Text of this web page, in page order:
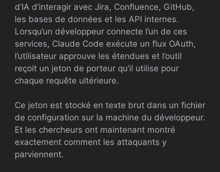
d’IA d’interagir avec Jira, Confluence, GitHub,
les bases de données et les API internes.
Lorsqu’un développeur connecte l’un de ces
services, Claude Code exécute un flux OAuth,
l’utilisateur approuve les étendues et l’outil
reçoit un jeton de porteur qu’il utilise pour
chaque requête ultérieure.
Ce jeton est stocké en texte brut dans un fichier
de configuration sur la machine du développeur.
Et les chercheurs ont maintenant montré
exactement comment les attaquants y
parviennent.